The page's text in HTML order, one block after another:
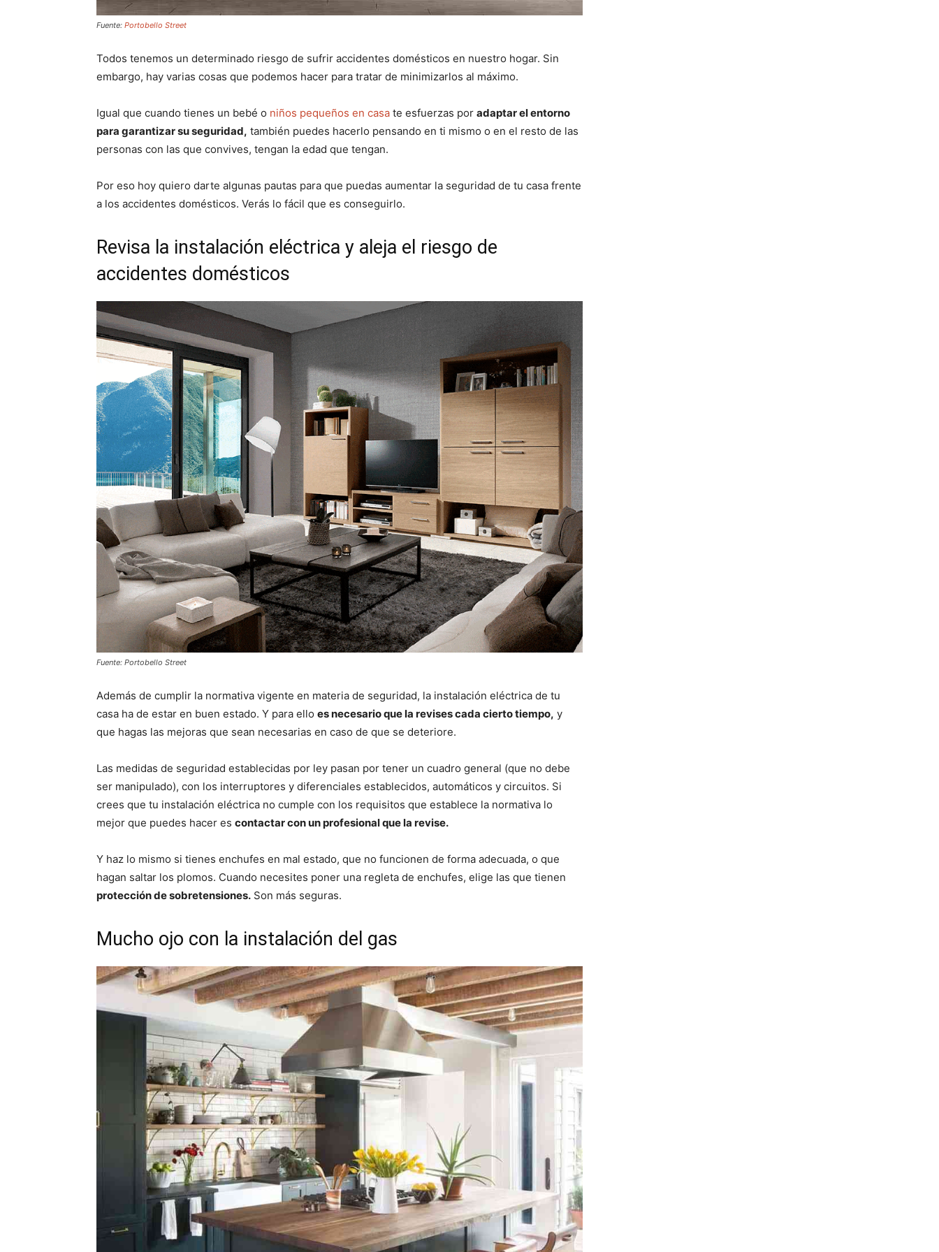
Fuente: Portobello Street
Todos tenemos un determinado riesgo de sufrir accidentes domésticos en nuestro hogar. Sin
embargo, hay varias cosas que podemos hacer para tratar de minimizarlos al máximo.
Igual que cuando tienes un bebé o niños pequeños en casa te esfuerzas por adaptar el entorno
para garantizar su seguridad, también puedes hacerlo pensando en ti mismo o en el resto de las
personas con las que convives, tengan la edad que tengan.
Por eso hoy quiero darte algunas pautas para que puedas aumentar la seguridad de tu casa frente
a los accidentes domésticos. Verás lo fácil que es conseguirlo.
Revisa la instalación eléctrica y aleja el riesgo de
accidentes domésticos
Fuente: Portobello Street
Además de cumplir la normativa vigente en materia de seguridad, la instalación eléctrica de tu
casa ha de estar en buen estado. Y para ello es necesario que la revises cada cierto tiempo, y
que hagas las mejoras que sean necesarias en caso de que se deteriore.
Las medidas de seguridad establecidas por ley pasan por tener un cuadro general (que no debe
ser manipulado), con los interruptores y diferenciales establecidos, automáticos y circuitos. Si
crees que tu instalación eléctrica no cumple con los requisitos que establece la normativa lo
mejor que puedes hacer es contactar con un profesional que la revise.
Y haz lo mismo si tienes enchufes en mal estado, que no funcionen de forma adecuada, o que
hagan saltar los plomos. Cuando necesites poner una regleta de enchufes, elige las que tienen
protección de sobretensiones. Son más seguras.
Mucho ojo con la instalación del gas